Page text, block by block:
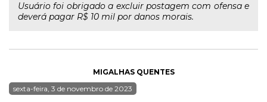
Usuário foi obrigado a excluir postagem com ofensa e
deverá pagar R$ 10 mil por danos morais.
MIGALHAS QUENTES
sexta-feira, 3 de novembro de 2023